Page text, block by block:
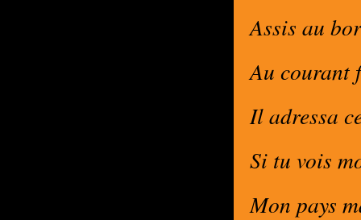
Assis au
Au courant
Il adressa
Si tu vois
Mon pays